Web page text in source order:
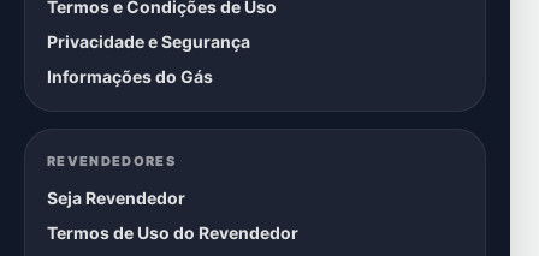
Termos e Condições de Uso
Privacidade e Segurança
Informações do Gás
REVENDEDORES
Seja Revendedor
Termos de Uso do Revendedor